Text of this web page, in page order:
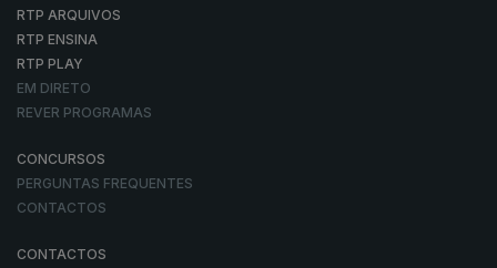
RTP ARQUIVOS
RTP ENSINA
RTP PLAY
EM DIRETO
REVER PROGRAMAS
CONCURSOS
PERGUNTAS FREQUENTES
CONTACTOS
CONTACTOS